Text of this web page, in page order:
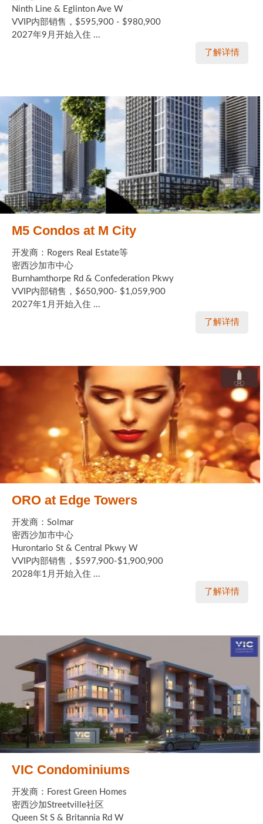
Ninth Line & Eglinton Ave W
VVIP内部销售，$595,900 - $980,900
2027年9月开始入住 ...
了解详情
M5 Condos at M City
开发商：Rogers Real Estate等
密西沙加市中心
Burnhamthorpe Rd & Confederation Pkwy
VVIP内部销售，$650,900- $1,059,900
2027年1月开始入住 ...
了解详情
ORO at Edge Towers
开发商：Solmar
密西沙加市中心
Hurontario St & Central Pkwy W
VVIP内部销售，$597,900-$1,900,900
2028年1月开始入住 ...
了解详情
VIC Condominiums
开发商：Forest Green Homes
密西沙加Streetville社区
Queen St S & Britannia Rd W